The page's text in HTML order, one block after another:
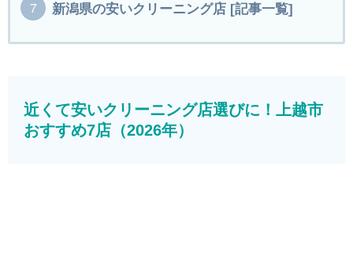
新潟県の安いクリーニング店 [記事一覧]
近くて安いクリーニング店選びに！上越市
おすすめ7店（2026年）